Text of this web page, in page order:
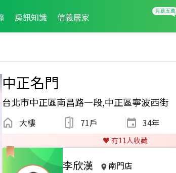
房訊知識 信義居家
中正名門
台北市中正區南昌路一段,中正區寧波西街
大樓 71戶 34年
♥️ 有11人收藏
李欣漢
南門店